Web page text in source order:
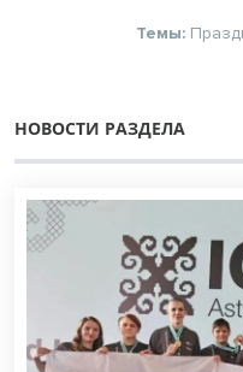
Темы:
НОВОСТИ РАЗДЕЛА